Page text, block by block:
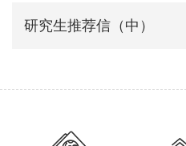
研究生推荐信（中）